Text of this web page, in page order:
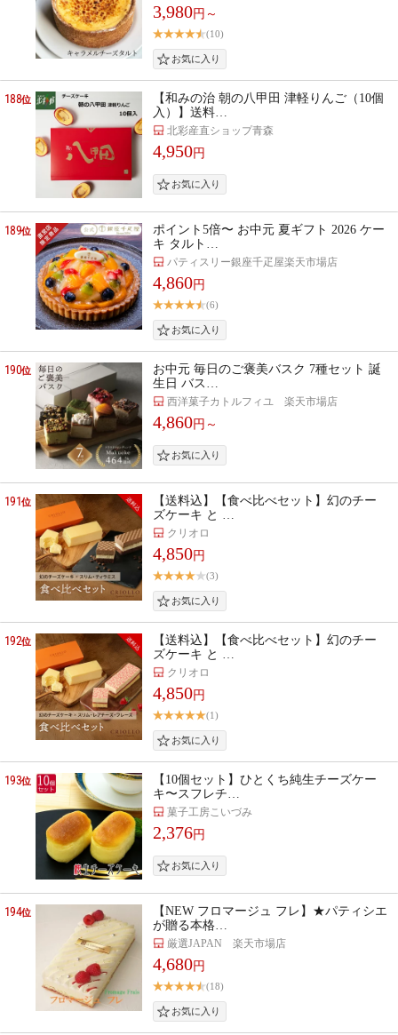
3,980円～
(10)
188位
【和みの治 朝の八甲田 津軽りんご（10個
入）】送料…
北彩産直ショップ青森
4,950円
189位
ポイント5倍〜 お中元 夏ギフト 2026 ケー
キ タルト…
パティスリー銀座千疋屋楽天市場店
4,860円
(6)
190位
お中元 毎日のご褒美バスク 7種セット 誕
生日 バス…
西洋菓子カトルフィユ 楽天市場店
4,860円～
191位
【送料込】【食べ比べセット】幻のチー
ズケーキ と …
クリオロ
4,850円
(3)
192位
【送料込】【食べ比べセット】幻のチー
ズケーキ と …
クリオロ
4,850円
(1)
193位
【10個セット】ひとくち純生チーズケー
キ〜スフレチ…
菓子工房こいづみ
2,376円
194位
【NEW フロマージュ フレ】★パティシエ
が贈る本格…
厳選JAPAN 楽天市場店
4,680円
(18)